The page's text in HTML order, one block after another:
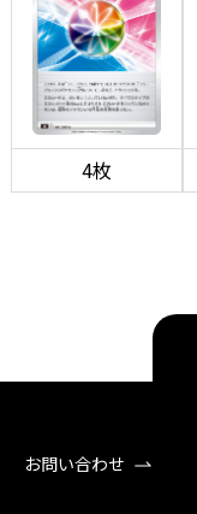
4枚
お問い合わせ